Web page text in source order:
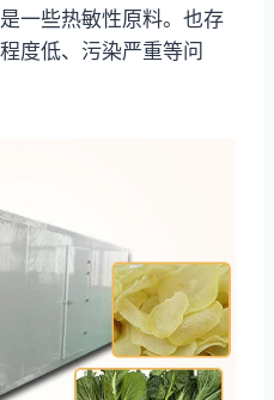
一些热敏性原料。也存
度低、污染严重等问